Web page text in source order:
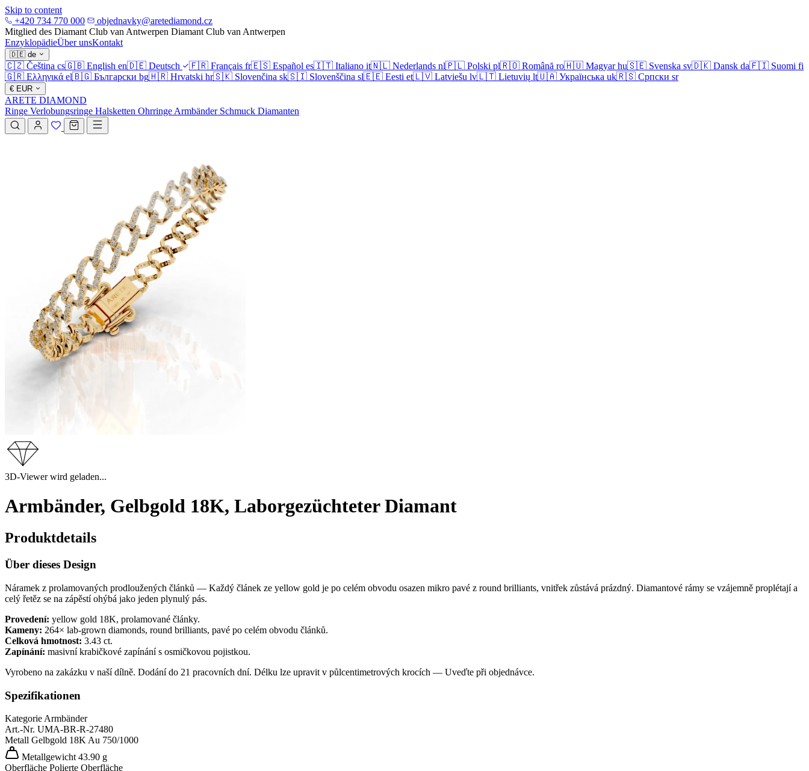
Skip to content
+420 734 770 000
objednavky@aretediamond.cz
Mitglied des Diamant Club van Antwerpen Diamant Club van Antwerpen
EnzyklopädieÜber unsKontakt
🇩🇪 de
🇨🇿 Čeština cs🇬🇧 English en🇩🇪 Deutsch 🇫🇷 Français fr🇪🇸 Español es🇮🇹 Italiano it🇳🇱 Nederlands nl🇵🇱 Polski pl🇷🇴 Română ro🇭🇺 Magyar hu🇸🇪 Svenska sv🇩🇰 Dansk da🇫🇮 Suomi fi
🇬🇷 Ελληνικά el🇧🇬 Български bg🇭🇷 Hrvatski hr🇸🇰 Slovenčina sk🇸🇮 Slovenščina sl🇪🇪 Eesti et🇱🇻 Latviešu lv🇱🇹 Lietuvių lt🇺🇦 Українська uk🇷🇸 Српски sr
€ EUR
ARETE DIAMOND
Ringe Verlobungsringe Halsketten Ohrringe Armbänder Schmuck Diamanten
3D-Viewer wird geladen...
Armbänder, Gelbgold 18K, Laborgezüchteter Diamant
Produktdetails
Über dieses Design
Náramek z prolamovaných prodloužených článků — Každý článek ze yellow gold je po celém obvodu osazen mikro pavé z round brilliants, vnitřek zůstává prázdný. Diamantové rámy se vzájemně proplétají a
celý řetěz se na zápěstí ohýbá jako jeden plynulý pás.
Provedení: yellow gold 18K, prolamované články.
Kameny: 264× lab-grown diamonds, round brilliants, pavé po celém obvodu článků.
Celková hmotnost: 3.43 ct.
Zapínání: masivní krabičkové zapínání s osmičkovou pojistkou.
Vyrobeno na zakázku v naší dílně. Dodání do 21 pracovních dní. Délku lze upravit v půlcentimetrových krocích — Uveďte při objednávce.
Spezifikationen
KategorieArmbänder
Art.-Nr. UMA-BR-R-27480
Metall Gelbgold 18KAu 750/1000
Metallgewicht 43.90 g
Oberfläche Polierte Oberfläche